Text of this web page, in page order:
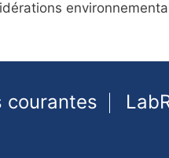
courantes